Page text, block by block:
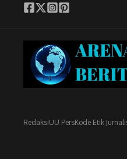
RedaksiUU PersKode Etik